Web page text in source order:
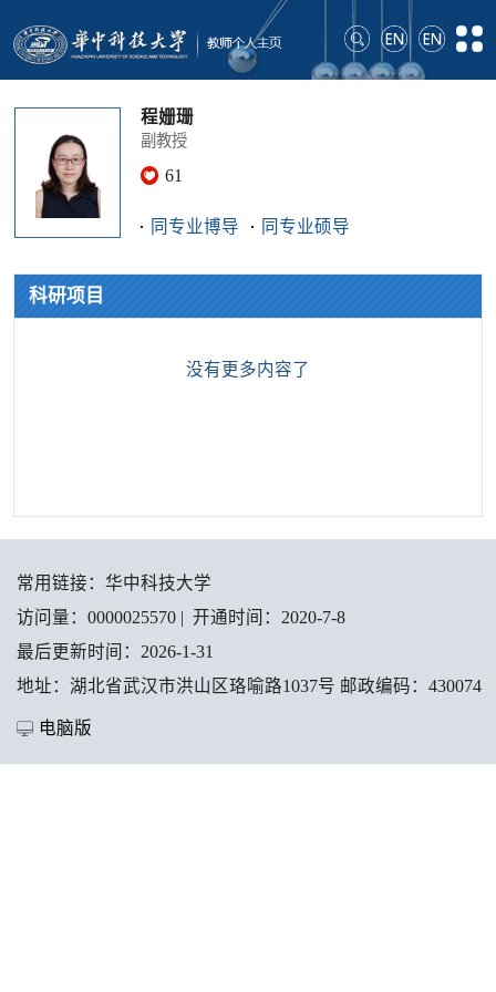
程姗珊
副教授
61
同专业博导 同专业硕导
科研项目
没有更多内容了
常用链接： 华中科技大学
访问量： 0000025570| 开通时间： 2020-7-8
最后更新时间： 2026-1-31
地址：湖北省武汉市洪山区珞喻路1037号 邮政编码：430074
电脑版